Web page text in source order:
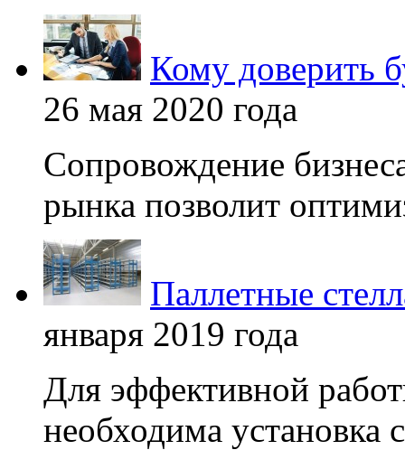
Кому доверить
26 мая 2020 года
Сопровождение
рынка позволит
Паллетные
января 2019 года
Для эффективной
необходима установка